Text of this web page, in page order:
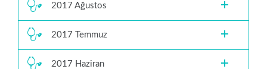
2017 Ağustos
2017 Temmuz
2017 Haziran